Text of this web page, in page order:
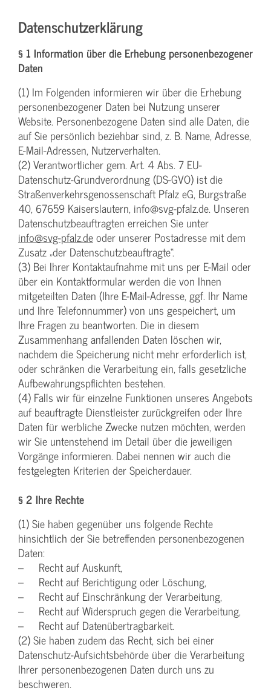
Datenschutzerklärung
§ 1 Information über die Erhebung personenbezogener
Daten
(1) Im Folgenden informieren wir über die Erhebung
personenbezogener Daten bei Nutzung unserer
Website. Personenbezogene Daten sind alle Daten, die
auf Sie persönlich beziehbar sind, z. B. Name, Adresse,
E-Mail-Adressen, Nutzerverhalten.
(2) Verantwortlicher gem. Art. 4 Abs. 7 EU-
Datenschutz-Grundverordnung (DS-GVO) ist die
Straßenverkehrsgenossenschaft Pfalz eG, Burgstraße
40, 67659 Kaiserslautern, info@svg-pfalz.de. Unseren
Datenschutzbeauftragten erreichen Sie unter
info@svg-pfalz.deoder unserer Postadresse mit dem
Zusatz „der Datenschutzbeauftragte“.
(3) Bei Ihrer Kontaktaufnahme mit uns per E-Mail oder
über ein Kontaktformular werden die von Ihnen
mitgeteilten Daten (Ihre E-Mail-Adresse, ggf. Ihr Name
und Ihre Telefonnummer) von uns gespeichert, um
Ihre Fragen zu beantworten. Die in diesem
Zusammenhang anfallenden Daten löschen wir,
nachdem die Speicherung nicht mehr erforderlich ist,
oder schränken die Verarbeitung ein, falls gesetzliche
Aufbewahrungspflichten bestehen.
(4) Falls wir für einzelne Funktionen unseres Angebots
auf beauftragte Dienstleister zurückgreifen oder Ihre
Daten für werbliche Zwecke nutzen möchten, werden
wir Sie untenstehend im Detail über die jeweiligen
Vorgänge informieren. Dabei nennen wir auch die
festgelegten Kriterien der Speicherdauer.
§ 2 Ihre Rechte
(1) Sie haben gegenüber uns folgende Rechte
hinsichtlich der Sie betreffenden personenbezogenen
Daten:
– Recht auf Auskunft,
– Recht auf Berichtigung oder Löschung,
– Recht auf Einschränkung der Verarbeitung,
– Recht auf Widerspruch gegen die Verarbeitung,
– Recht auf Datenübertragbarkeit.
(2) Sie haben zudem das Recht, sich bei einer
Datenschutz-Aufsichtsbehörde über die Verarbeitung
Ihrer personenbezogenen Daten durch uns zu
beschweren.